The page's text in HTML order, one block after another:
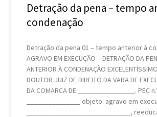
Detração da pena – tempo
condenação
Detração da pena 01 – tempo anterior à
AGRAVO EM EXECUÇÃO – DETRAÇÃO DA
ANTERIOR À CONDENAÇÃO
DOUTOR JUIZ DE DIREITO DA VARA DE
DA COMARCA DE ________________. PEC
_______________ objeto: agravo em
_____________________________,